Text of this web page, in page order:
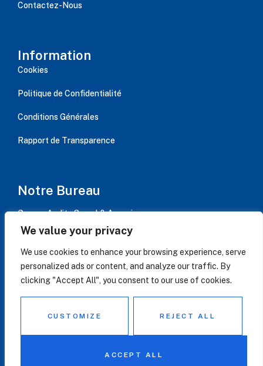
We value your privacy
We use cookies to enhance your browsing experience, serve
personalized ads or content, and analyze our traffic. By
clicking "Accept All", you consent to our use of cookies.
CUSTOMIZE REJECT ALL
ACCEPT ALL
Contactez-Nous
Information
Cookies
Politique de Confidentialité
Conditions Générales
Rapport de Transparence​
Notre Bureau
Groupe Audit – Serval & Associes,
Immeuble AVISO bât B / 15 rue Jean Jaurès, CS 20084,
PUTEAUX Cedex, France
Contactez-Nous
contact@serval-associes.eu